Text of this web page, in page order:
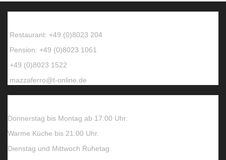
Restaurant: +49 (0)8023 204
Pension: +49 (0)8023 1061
+49 (0)8023 1522
mazzaferro@t-online.de
Donnerstag bis Montag ab 17:00 Uhr.
Warme Küche bis 21:00 Uhr.
Dienstag und Mittwoch Ruhetag